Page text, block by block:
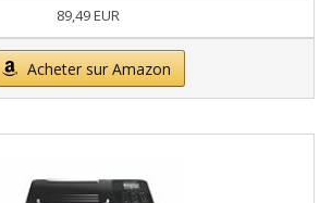
89,49 EUR
Acheter sur Amazon